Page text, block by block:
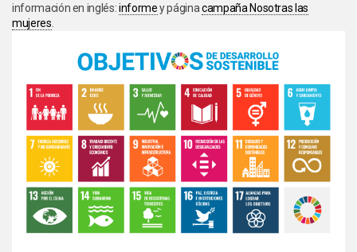
información en inglés:informey páginacampaña Nosotras las
mujeres